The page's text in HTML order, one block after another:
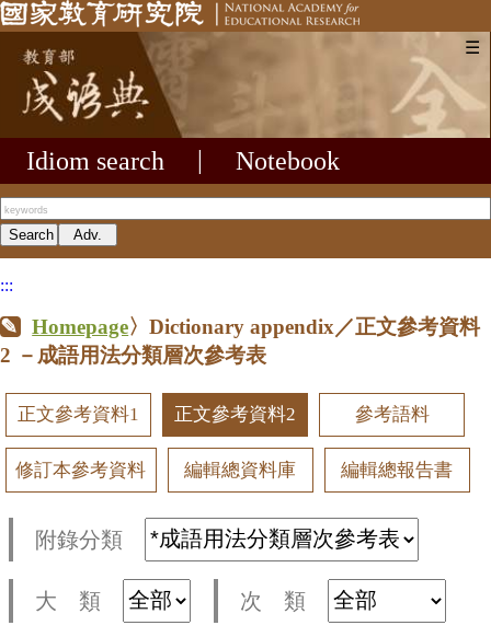
☰
Idiom search Notebook
:::
Homepage〉Dictionary appendix／正文參考資料
2 －成語用法分類層次參考表
正文參考資料1 正文參考資料2 參考語料
修訂本參考資料 編輯總資料庫 編輯總報告書
附錄分類
大 類 次 類